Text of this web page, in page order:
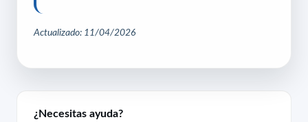
Actualizado: 11/04/2026
¿Necesitas ayuda?